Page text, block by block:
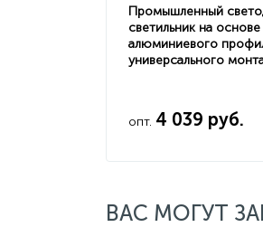
Промышленный
светильник на основе
алюминиевого
универсального
опт. 4 039 руб.
ВАС МОГУТ